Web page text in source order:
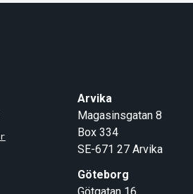
Arvika
Magasinsgatan 8
Box 334
SE-671 27 Arvika
Göteborg